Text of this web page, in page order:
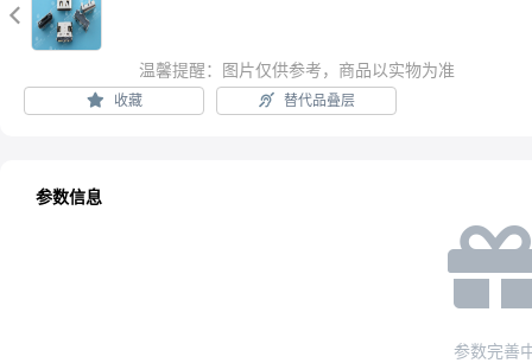

温馨提醒：图片仅供参考，商品以实物为准
收藏 替代品叠层
参数信息
参数完善